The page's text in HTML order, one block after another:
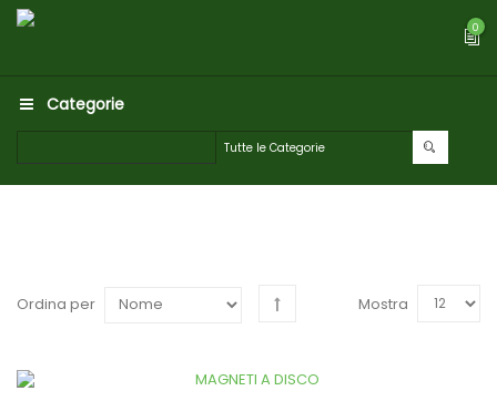
0
Categorie
Ordina per Mostra